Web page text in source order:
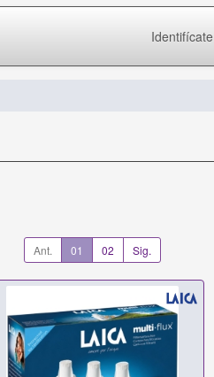
Identifícate
Ant. 01 02 Sig.